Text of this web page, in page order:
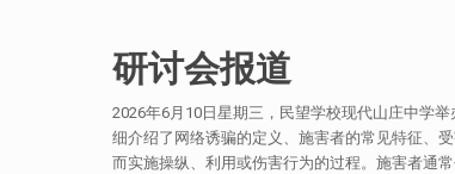
研讨会报道
2026年6月10日星期三，民望学校现代山庄中学
细介绍了网络诱骗的定义、施害者的常见特征、
而实施操纵、利用或伤害行为的过程。施害者通